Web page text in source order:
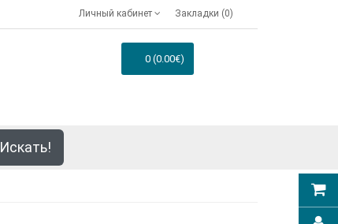
Личный кабинет Закладки (0)
0 (0.00€)
Искать!